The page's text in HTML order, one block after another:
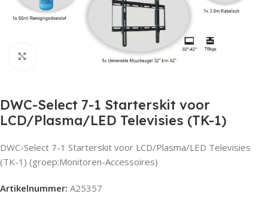
DWC-Select 7-1 Starterskit voor
LCD/Plasma/LED Televisies (TK-1)
DWC-Select 7-1 Starterskit voor LCD/Plasma/LED Televisies
(TK-1) (groep:Monitoren-Accessoires)
Artikelnummer: A25357